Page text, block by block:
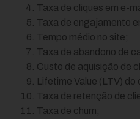
Taxa de cliques em e-
Taxa de engajamento
Tempo médio no site;
Taxa de abandono de
Custo de aquisição de
Lifetime Value (LTV) do
Taxa de retenção de
Taxa de churn;